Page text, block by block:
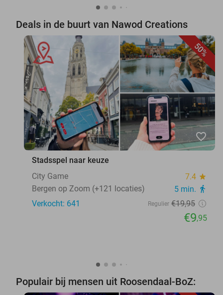
Deals in de buurt van Nawod Creations
50%
favorite_border
Stadsspel naar keuze
City Game
7.4 star
Bergen op Zoom (+121 locaties) 5 min. directions_walk
Verkocht: 641 Regulier €19,95
€9,95
Populair bij mensen uit Roosendaal-BoZ: